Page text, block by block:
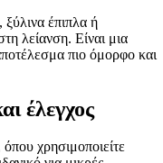
ξύλινα έπιπλα ή
λείανση. Είναι μια
πιο όμορφο και
έλεγχος
χρησιμοποιείτε